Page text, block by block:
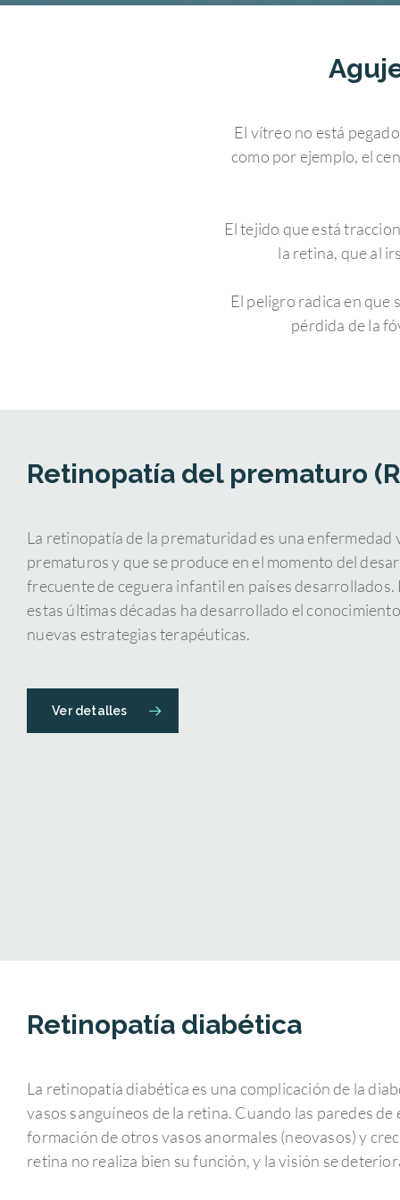
El vítreo no está
como por ejemplo, el
El tejido que está
la retina, que al
El peligro radica en que
pérdida de la
Retinopatía del prematuro
La retinopatía de la prematuridad es una
prematuros y que se produce en el momento del
frecuente de ceguera infantil en países
estas últimas décadas ha desarrollado el
nuevas estrategias terapéuticas.
Ver detalles
Retinopatía diabética
La retinopatía diabética es una complicación de la
vasos sanguíneos de la retina. Cuando las paredes
formación de otros vasos anormales (neovasos) y
retina no realiza bien su función, y la visión se